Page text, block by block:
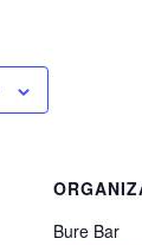
Bure Bar